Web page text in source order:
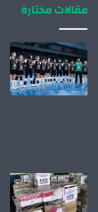
مقالات مختارة